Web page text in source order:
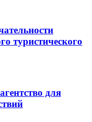
туристического
для